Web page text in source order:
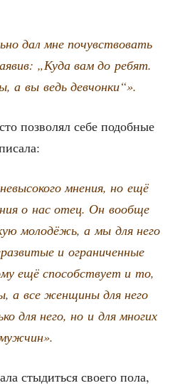
дал мне почув­ство­вать
„Куда вам до ребят.
а вы ведь девчонки“».
поз­во­лял себе подоб­ные
мне­ния, но ещё
о нас отец. Он вооб­ще
моло­дёжь, а мы для него
и огра­ни­чен­ные
ещё спо­соб­ству­ет и то,
все жен­щи­ны для него
для него, но и для мно­гих
мужчин».
сты­дить­ся сво­е­го пола,